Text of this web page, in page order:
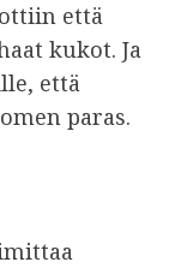
että
kukot. Ja
että
paras.